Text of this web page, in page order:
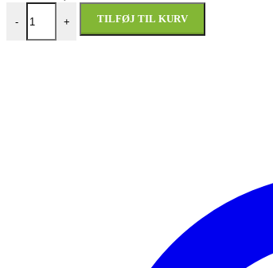
-
Violinist metalfigur til strygerorkestret m/k antal
+ TILFØJ TIL KURV